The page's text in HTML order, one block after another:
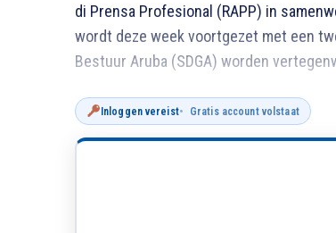
di Prensa Profesional (RAPP) in
wordt deze week voortgezet met een
Bestuur Aruba (SDGA) worden
Inloggen vereist Gratis account volstaat